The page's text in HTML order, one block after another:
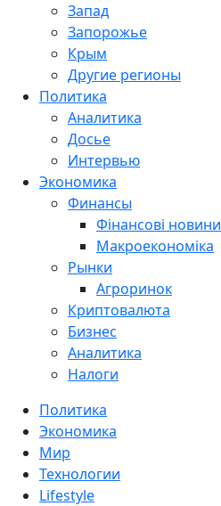
Запад
Запорожье
Крым
Другие регионы
Политика
Аналитика
Досье
Интервью
Экономика
Финансы
Фінансові новини
Макроекономіка
Рынки
Агроринок
Криптовалюта
Бизнес
Аналитика
Налоги
Политика
Экономика
Мир
Технологии
Lifestyle